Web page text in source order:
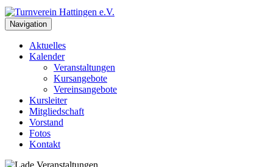
Navigation
Aktuelles
Kalender
Veranstaltungen
Kursangebote
Vereinsangebote
Kursleiter
Mitgliedschaft
Vorstand
Fotos
Kontakt